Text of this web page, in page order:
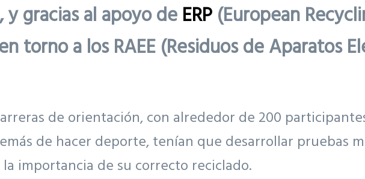
y gracias al apoyo deERP(European
torno a los RAEE (Residuos de Aparatos
de orientación, con alrededor de 200
de hacer deporte, tenían que desarrollar pruebas
importancia de su correcto reciclado.